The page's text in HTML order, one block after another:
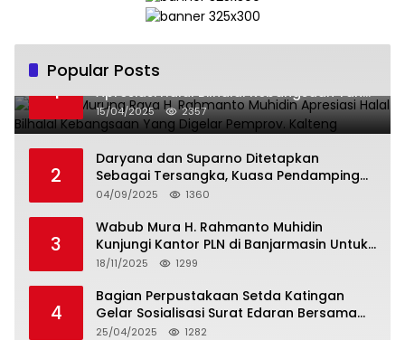
Popular Posts
1
Wabup Murung Raya H. Rahmanto Muhidin
Apresiasi Halal Bilhalal Kebangsaan Yang
Digelar Pemprov. Kalteng
15/04/2025 2357
2
Daryana dan Suparno Ditetapkan
Sebagai Tersangka, Kuasa Pendamping
Men Gumpul: “Ini Diskriminasi Hukum, Kami
04/09/2025 1360
3
Wabub Mura H. Rahmanto Muhidin
Kunjungi Kantor PLN di Banjarmasin Untuk
Usulkan Program Listrik Desa Tahun 2026
18/11/2025 1299
4
Bagian Perpustakaan Setda Katingan
Gelar Sosialisasi Surat Edaran Bersama
Tentang Budaya Literasi Membaca
25/04/2025 1282